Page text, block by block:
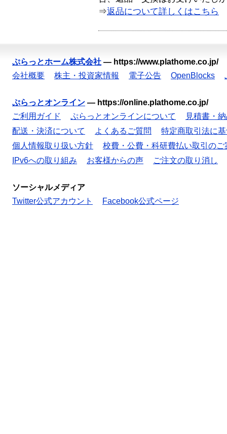
⇒返品について詳しくはこちら
ぷらっとホーム株式会社 — https://www.plathome.co.jp/
会社概要
株主・投資家情報 電子公告 OpenBlocks
ぷらっとオンライン — https://online.plathome.co.jp/
ご利用ガイド
ぷらっとオンラインについて
見積書・
配送・決済について
よくあるご質問
特定商取引法に
個人情報取り扱い方針
校費・公費・科研費払い取引のご
IPv6への取り組み
お客様からの声 ご注文の取り消し
ソーシャルメディア
Twitter公式アカウント
Facebook公式ページ